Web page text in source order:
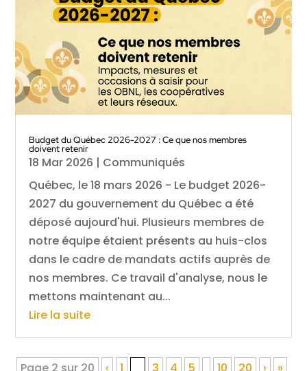
Budget du Québec 2026-2027 : Ce que nos membres
doivent retenir
18 Mar 2026 | Communiqués
Québec, le 18 mars 2026 - Le budget 2026-
2027 du gouvernement du Québec a été
déposé aujourd'hui. Plusieurs membres de
notre équipe étaient présents au huis-clos
dans le cadre de mandats actifs auprès de
nos membres. Ce travail d'analyse, nous le
mettons maintenant au...
Lire la suite